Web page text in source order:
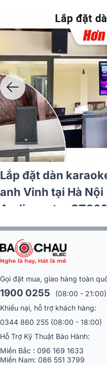
Lắp đặt dàn
anh Vinh tại Hà Nội
Audiocenter
Gọi đặt mua, giao hàng toàn
1900 0255
(08:00 - 21:00)
Khiếu nại, hỗ trợ khách hàng:
0344 860 255 (08:00 - 18:00)
Hỗ Trợ Kỹ Thuật Bảo Hành:
Miền Bắc : 096 169 1633
Miền Nam: 086 551 3799